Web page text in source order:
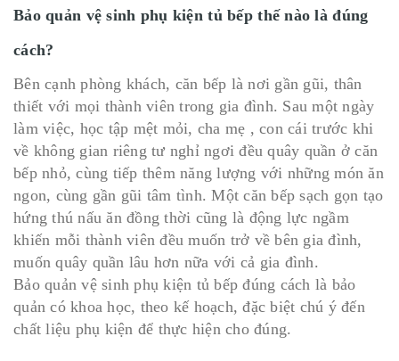
Bảo quản vệ sinh phụ kiện tủ bếp thế nào là đúng
cách?
Bên cạnh phòng khách, căn bếp là nơi gần gũi, thân
thiết với mọi thành viên trong gia đình. Sau một ngày
làm việc, học tập mệt mỏi, cha mẹ , con cái trước khi
về không gian riêng tư nghỉ ngơi đều quây quần ở căn
bếp nhỏ, cùng tiếp thêm năng lượng với những món ăn
ngon, cùng gần gũi tâm tình. Một căn bếp sạch gọn tạo
hứng thú nấu ăn đồng thời cũng là động lực ngầm
khiến mỗi thành viên đều muốn trở về bên gia đình,
muốn quây quần lâu hơn nữa với cả gia đình.
Bảo quản vệ sinh phụ kiện tủ bếp đúng cách là bảo
quản có khoa học, theo kế hoạch, đặc biệt chú ý đến
chất liệu phụ kiện để thực hiện cho đúng.